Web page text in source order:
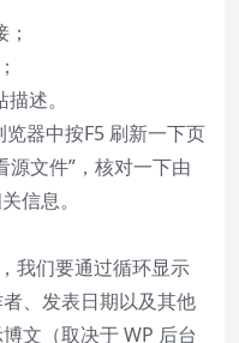
述。
器中按F5 刷新一下页
源文件”，核对一下由
信息。
我们要通过循环显示
、发表日期以及其他
文（取决于 WP 后台